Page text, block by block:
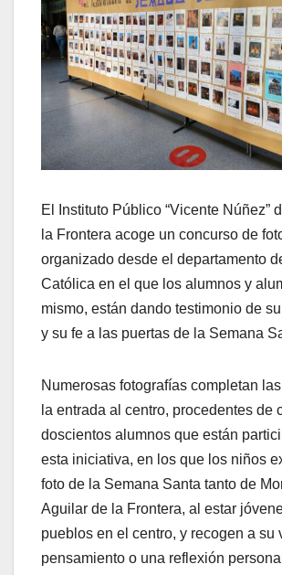
El Instituto Público “Vicente Núñez”
la Frontera acoge un concurso de
organizado desde el departamento
Católica en el que los alumnos y
mismo, están dando testimonio de
y su fe a las puertas de la Semana
Numerosas fotografías completan
la entrada al centro, procedentes de
doscientos alumnos que están
esta iniciativa, en los que los niños
foto de la Semana Santa tanto de
Aguilar de la Frontera, al estar
pueblos en el centro, y recogen a su
pensamiento o una reflexión